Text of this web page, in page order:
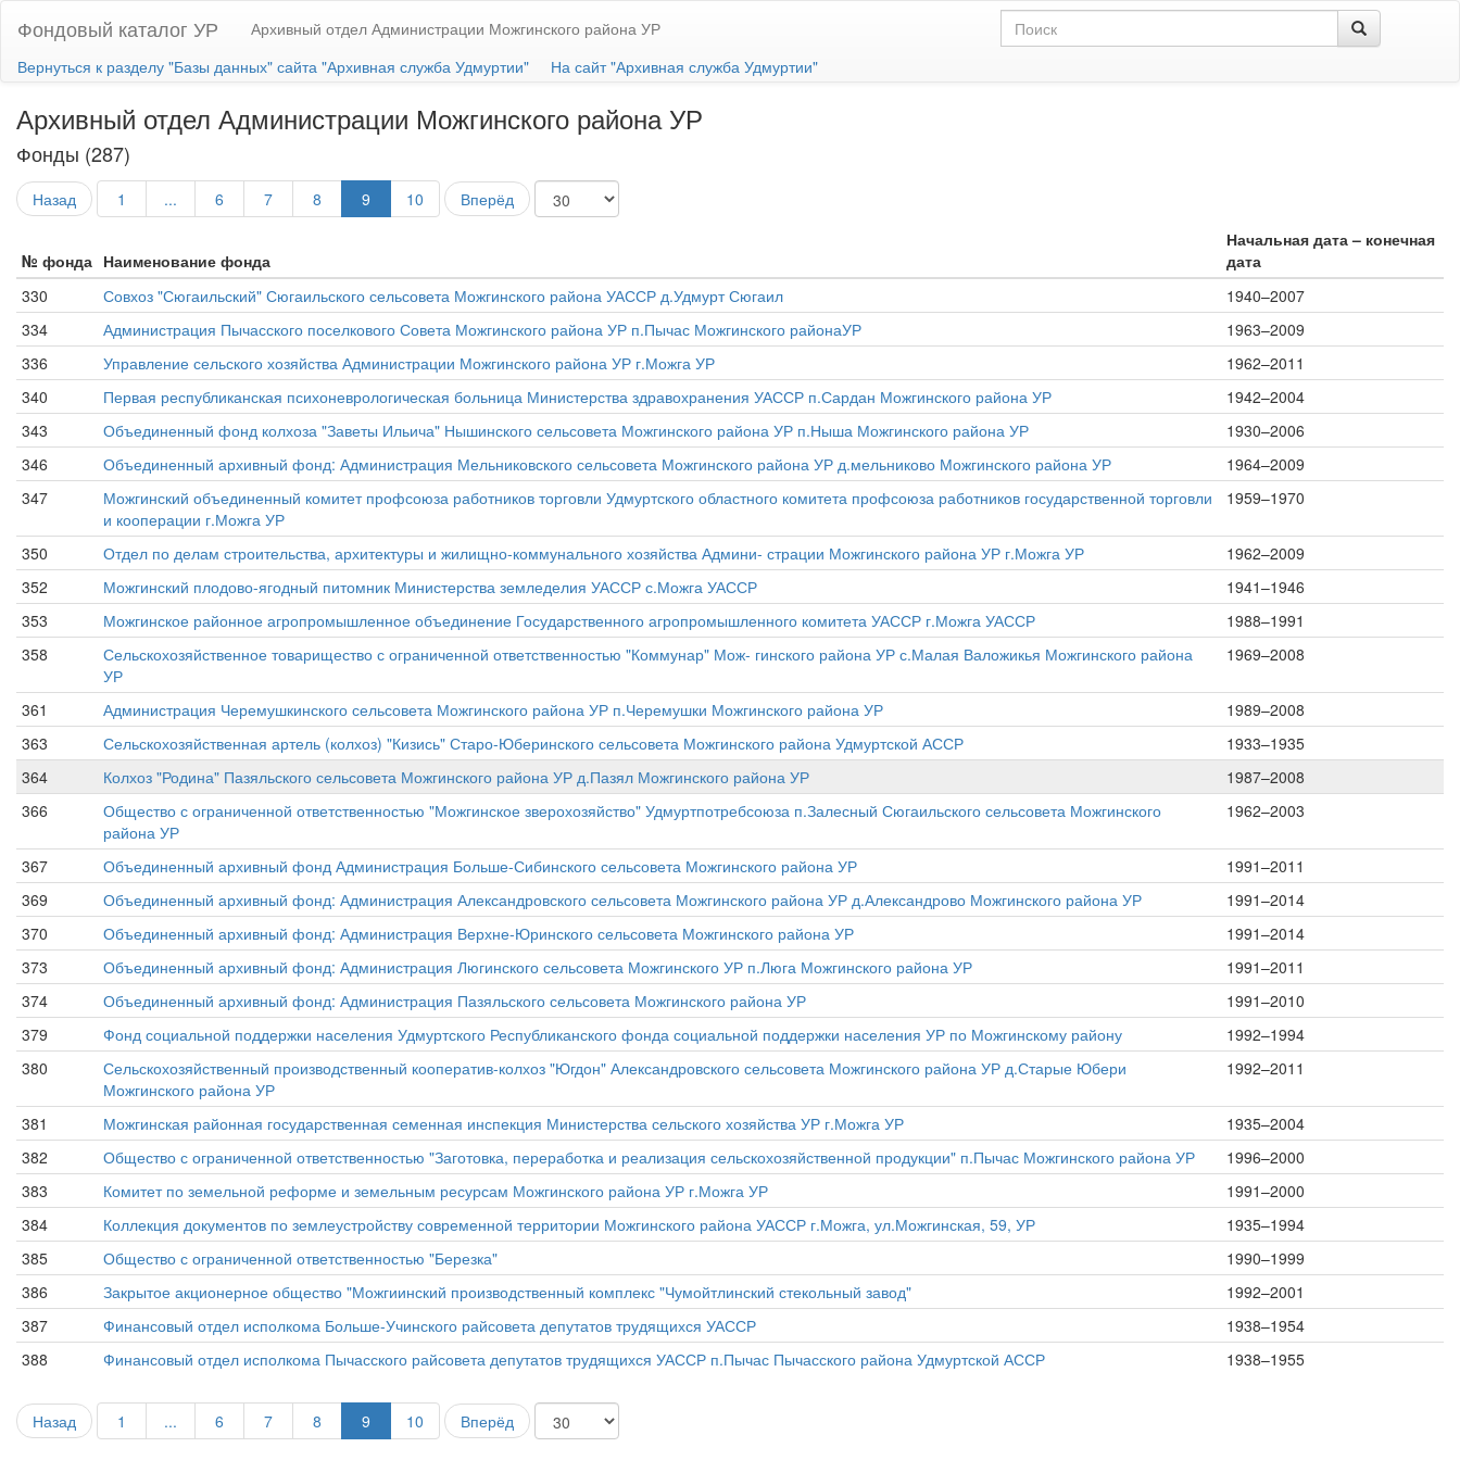
Фондовый каталог УР
Архивный отдел Администрации Можгинского района УР
Вернуться к разделу "Базы данных" сайта "Архивная служба Удмуртии"
На сайт "Архивная служба Удмуртии"
Архивный отдел Администрации Можгинского района УР
Фонды (287)
Назад 1 ... 6 7 8 9 10 Вперёд
№ фонда Наименование фонда
Начальная дата – конечная
дата
330
Совхоз "Сюгаильский" Сюгаильского сельсовета Можгинского района УАССР д.Удмурт Сюгаил
1940–2007
334
Администрация Пычасского поселкового Совета Можгинского района УР п.Пычас Можгинского районаУР
1963–2009
336
Управление сельского хозяйства Администрации Можгинского района УР г.Можга УР
1962–2011
340
Первая республиканская психоневрологическая больница Министерства здравохранения УАССР п.Сардан Можгинского района УР
1942–2004
343
Объединенный фонд колхоза "Заветы Ильича" Нышинского сельсовета Можгинского района УР п.Ныша Можгинского района УР
1930–2006
346
Объединенный архивный фонд: Администрация Мельниковского сельсовета Можгинского района УР д.мельниково Можгинского района УР
1964–2009
347
Можгинский объединенный комитет профсоюза работников торговли Удмуртского областного комитета профсоюза работников государственной торговли
и кооперации г.Можга УР
1959–1970
350 Отдел по делам строительства, архитектуры и жилищно-коммунального хозяйства Админи- страции Можгинского района УР г.Можга УР
1962–2009
352
Можгинский плодово-ягодный питомник Министерства земледелия УАССР с.Можга УАССР
1941–1946
353
Можгинское районное агропромышленное объединение Государственного агропромышленного комитета УАССР г.Можга УАССР
1988–1991
358
Сельскохозяйственное товарищество с ограниченной ответственностью "Коммунар" Мож- гинского района УР с.Малая Валожикья Можгинского района
УР
1969–2008
361 Администрация Черемушкинского сельсовета Можгинского района УР п.Черемушки Можгинского района УР
1989–2008
363
Сельскохозяйственная артель (колхоз) "Кизись" Старо-Юберинского сельсовета Можгинского района Удмуртской АССР
1933–1935
364
Колхоз "Родина" Пазяльского сельсовета Можгинского района УР д.Пазял Можгинского района УР
1987–2008
366
Общество с ограниченной ответственностью "Можгинское зверохозяйство" Удмуртпотребсоюза п.Залесный Сюгаильского сельсовета Можгинского
района УР
1962–2003
367 Объединенный архивный фонд Администрация Больше-Сибинского сельсовета Можгинского района УР
1991–2011
369
Объединенный архивный фонд: Администрация Александровского сельсовета Можгинского района УР д.Александрово Можгинского района УР
1991–2014
370
Объединенный архивный фонд: Администрация Верхне-Юринского сельсовета Можгинского района УР
1991–2014
373
Объединенный архивный фонд: Администрация Люгинского сельсовета Можгинского УР п.Люга Можгинского района УР
1991–2011
374
Объединенный архивный фонд: Администрация Пазяльского сельсовета Можгинского района УР
1991–2010
379
Фонд социальной поддержки населения Удмуртского Республиканского фонда социальной поддержки населения УР по Можгинскому району
1992–1994
380
Сельскохозяйственный производственный кооператив-колхоз "Югдон" Александровского сельсовета Можгинского района УР д.Старые Юбери
Можгинского района УР
1992–2011
381 Можгинская районная государственная семенная инспекция Министерства сельского хозяйства УР г.Можга УР
1935–2004
382
Общество с ограниченной ответственностью "Заготовка, переработка и реализация сельскохозяйственной продукции" п.Пычас Можгинского района УР
1996–2000
383
Комитет по земельной реформе и земельным ресурсам Можгинского района УР г.Можга УР
1991–2000
384
Коллекция документов по землеустройству современной территории Можгинского района УАССР г.Можга, ул.Можгинская, 59, УР
1935–1994
385
Общество с ограниченной ответственностью "Березка"
1990–1999
386
Закрытое акционерное общество "Можгиинский производственный комплекс "Чумойтлинский стекольный завод"
1992–2001
387
Финансовый отдел исполкома Больше-Учинского райсовета депутатов трудящихся УАССР
1938–1954
388
Финансовый отдел исполкома Пычасского райсовета депутатов трудящихся УАССР п.Пычас Пычасского района Удмуртской АССР 1938–1955
Назад 1 ... 6 7 8 9 10 Вперёд